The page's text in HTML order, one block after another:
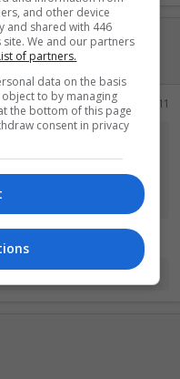
#11
eu assisti só o começo
and other device
and shared with 446
We and our partners
of partners.
data on the basis
to by managing
the bottom of this page
consent in privacy